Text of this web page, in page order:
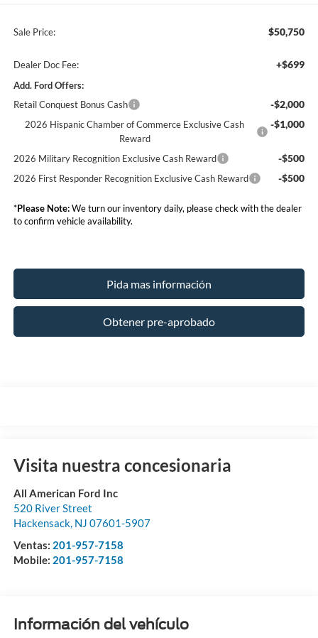
Sale Price: $50,750
Dealer Doc Fee: +$699
Add. Ford Offers:
Retail Conquest Bonus Cash
-$2,000
2026 Hispanic Chamber of Commerce Exclusive Cash
Reward
-$1,000
2026 Military Recognition Exclusive Cash Reward -$500
2026 First Responder Recognition Exclusive Cash Reward -$500
*Please Note:We turn our inventory daily, please check with the dealer
to confirm vehicle availability.
Pida mas información
Obtener pre-aprobado
Visita nuestra concesionaria
All American Ford Inc
520 River Street
Hackensack, NJ 07601-5907
Ventas: 201-957-7158
Mobile: 201-957-7158
Información del vehículo